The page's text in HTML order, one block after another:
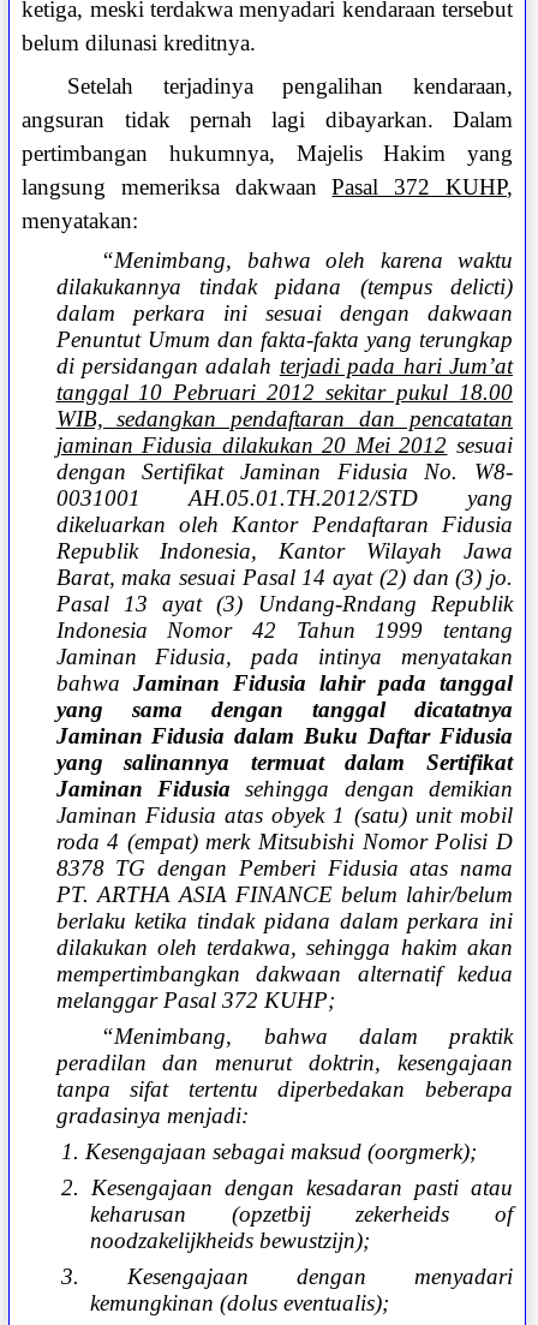
ketiga, meski terdakwa menyadari kendaraan tersebut
belum dilunasi kreditnya.
Setelah terjadinya pengalihan kendaraan,
angsuran tidak pernah lagi dibayarkan. Dalam
pertimbangan hukumnya, Majelis Hakim yang
langsung memeriksa dakwaanPasal 372 KUHP,
menyatakan:
“Menimbang, bahwa oleh karena waktu
dilakukannya tindak pidana (tempus delicti)
dalam perkara ini sesuai dengan dakwaan
Penuntut Umum dan fakta-fakta yang terungkap
di persidangan adalah terjadi pada hari Jum’at
tanggal 10 Pebruari 2012 sekitar pukul 18.00
WIB, sedangkan pendaftaran dan pencatatan
jaminan Fidusia dilakukan 20 Mei 2012 sesuai
dengan Sertifikat Jaminan Fidusia No. W8-
0031001 AH.05.01.TH.2012/STD yang
dikeluarkan oleh Kantor Pendaftaran Fidusia
Republik Indonesia, Kantor Wilayah Jawa
Barat, maka sesuai Pasal 14 ayat (2) dan (3) jo.
Pasal 13 ayat (3) Undang-Rndang Republik
Indonesia Nomor 42 Tahun 1999 tentang
Jaminan Fidusia, pada intinya menyatakan
bahwa Jaminan Fidusia lahir pada tanggal
yang sama dengan tanggal dicatatnya
Jaminan Fidusia dalam Buku Daftar Fidusia
yang salinannya termuat dalam Sertifikat
Jaminan Fidusia sehingga dengan demikian
Jaminan Fidusia atas obyek 1 (satu) unit mobil
roda 4 (empat) merk Mitsubishi Nomor Polisi D
8378 TG dengan Pemberi Fidusia atas nama
PT. ARTHA ASIA FINANCE belum lahir/belum
berlaku ketika tindak pidana dalam perkara ini
dilakukan oleh terdakwa, sehingga hakim akan
mempertimbangkan dakwaan alternatif kedua
melanggar Pasal 372 KUHP;
“Menimbang, bahwa dalam praktik
peradilan dan menurut doktrin, kesengajaan
tanpa sifat tertentu diperbedakan beberapa
gradasinya menjadi:
1. Kesengajaan sebagai maksud (oorgmerk);
2. Kesengajaan dengan kesadaran pasti atau
keharusan (opzetbij zekerheids of
noodzakelijkheids bewustzijn);
3. Kesengajaan dengan menyadari
kemungkinan (dolus eventualis);